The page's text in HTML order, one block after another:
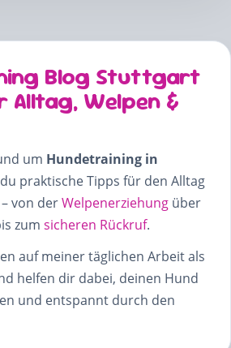
Blog Stuttgart
Welpen &
um Hundetraining in
praktische Tipps für den Alltag
von derWelpenerziehung über
zum sicheren Rückruf.
auf meiner täglichen Arbeit als
helfen dir dabei, deinen Hund
und entspannt durch den